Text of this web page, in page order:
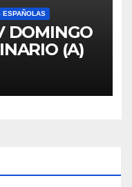
ESPAÑOLAS
DOMINGO
(A)